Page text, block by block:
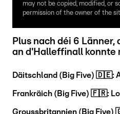
may not be copied, modified, or
permission of the owner of the
Plus nach déi 6
an d'Halleffinall konnte
Däitschland (Big Five) 🇩🇪:
Frankräich (Big Five) 🇫🇷:
Groussbritannien (Big Five)